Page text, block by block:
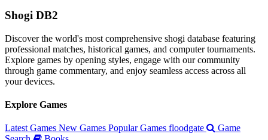
Shogi DB2
Discover the world's most comprehensive shogi database featuring
professional matches, historical games, and computer tournaments.
Explore games by opening styles, engage with our community
through game commentary, and enjoy seamless access across all
your devices.
Explore Games
Latest Games New Games Popular Games floodgate
Game